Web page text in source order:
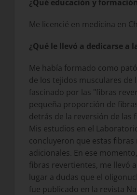
¿Qué educación y
Me licencié en medicina en
¿Qué le llevó a dedicarse
Me había formado como
de los tejidos musculares
fascinado por las "fibras
pequeña proporción de
detrás de la reversión de las
Mis estudios en el
concluyeron que estas
adicionales. En ese
fibras revertientes, me llevó
lugar a dudas que el
fue publicado en la revista